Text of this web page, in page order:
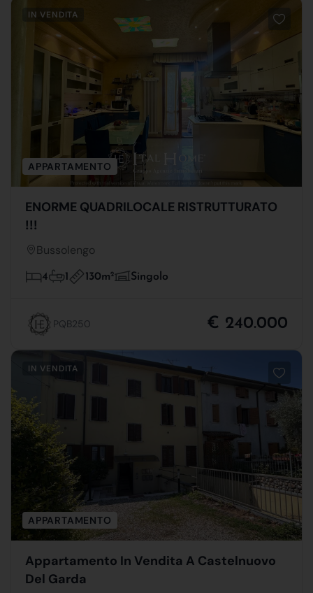
IN VENDITA
APPARTAMENTO
ENORME QUADRILOCALE RISTRUTTURATO
!!!
Bussolengo
4 1 130m2 Singolo
PQB250 € 240.000
IN VENDITA
APPARTAMENTO
Appartamento In Vendita A Castelnuovo
Del Garda